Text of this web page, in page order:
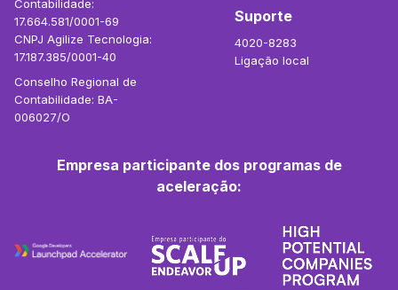
Contabilidade:
17.664.581/0001-69
CNPJ Agilize Tecnologia:
17.187.385/0001-40
Conselho Regional de
Contabilidade: BA-
006027/O
Suporte
4020-8283
Ligação local
Empresa participante dos programas de
aceleração: